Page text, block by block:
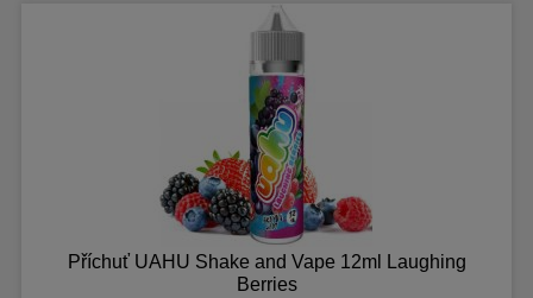
Příchuť UAHU Shake and Vape 12ml Laughing
Berries